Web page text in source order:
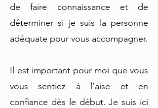
de faire connaissance et de
déterminer si je suis la personne
adéquate pour vous accompagner.
Il est important pour moi que vous
vous sentiez à l’aise et en
confiance dès le début. Je suis ici